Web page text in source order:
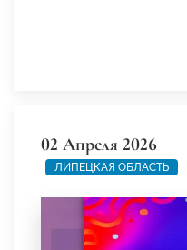
02 Апреля 2026
ЛИПЕЦКАЯ ОБЛАСТЬ